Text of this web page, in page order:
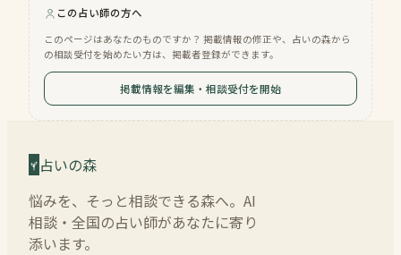
この占い師の方へ
このページはあなたのものですか？ 掲載情報の修正や、占いの森から
の相談受付を始めたい方は、掲載者登録ができます。
掲載情報を編集・相談受付を開始
占いの森
悩みを、そっと相談できる森へ。AI
相談・全国の占い師があなたに寄り
添います。